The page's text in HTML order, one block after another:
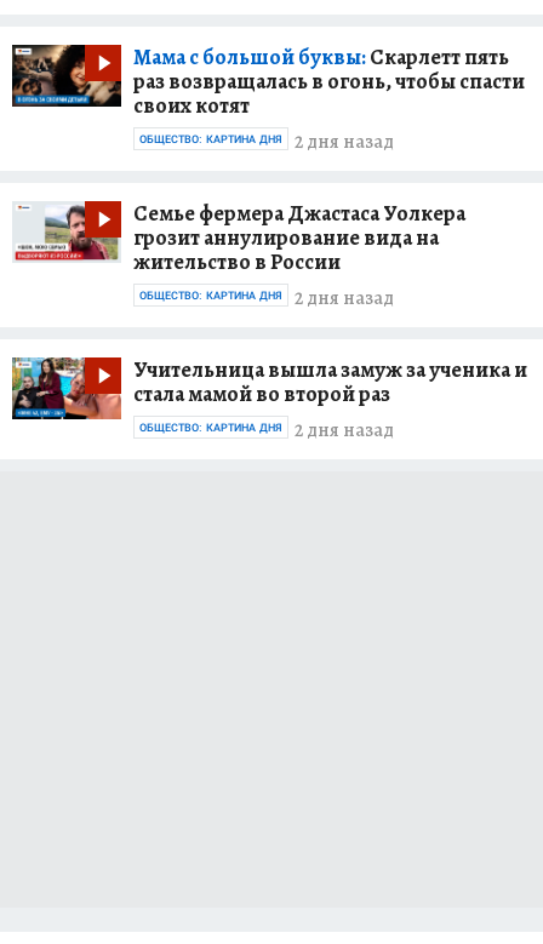
Мама с большой буквы:Скарлетт пять
раз возвращалась в огонь, чтобы спасти
своих котят
2 дня назад
ОБЩЕСТВО: КАРТИНА ДНЯ
Семье фермера Джастаса Уолкера
грозит аннулирование вида на
жительство в России
2 дня назад
ОБЩЕСТВО: КАРТИНА ДНЯ
Учительница вышла замуж за ученика и
стала мамой во второй раз
2 дня назад
ОБЩЕСТВО: КАРТИНА ДНЯ